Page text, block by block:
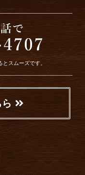
スムーズです。